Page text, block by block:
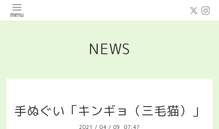
NEWS
手ぬぐい「キンギョ（三毛猫）」
2021 / 04 / 09 07:47